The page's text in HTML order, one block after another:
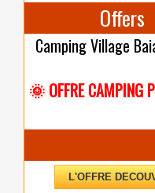
Offers
Camping Village
🌞 OFFRE CAMPING
L'OFFRE